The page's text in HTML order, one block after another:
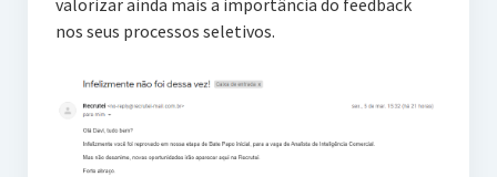
nos seus processos seletivos.